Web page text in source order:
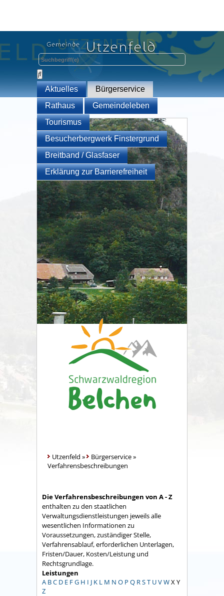
Aktuelles
Bürgerservice
Rathaus
Gemeindeleben
Tourismus
Besucherbergwerk Finstergrund
Breitband / Glasfaser
Erklärung zur Barrierefreiheit
Utzenfeld » Bürgerservice»
Verfahrensbeschreibungen
Die Verfahrensbeschreibungen von A - Z
enthalten zu den staatlichen
Verwaltungsdienstleistungen jeweils alle
wesentlichen Informationen zu
Voraussetzungen, zuständiger Stelle,
Verfahrensablauf, erforderlichen Unterlagen,
Fristen/Dauer, Kosten/Leistung und
Rechtsgrundlage.
Leistungen
A BC D E FG H I J K L M N O P Q RST UVWX Y
Z